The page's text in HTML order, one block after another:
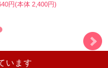
円(本体 2,400円)
います